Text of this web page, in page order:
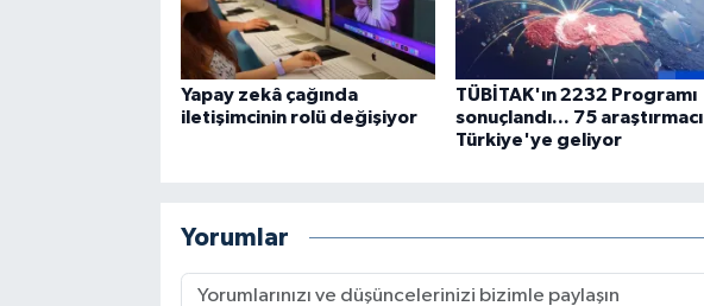
Yapay zekâ çağında
iletişimcinin rolü değişiyor
TÜBİTAK'ın 2232 Programı
sonuçlandı... 75 araştırmacı
Türkiye'ye geliyor
Yorumlar